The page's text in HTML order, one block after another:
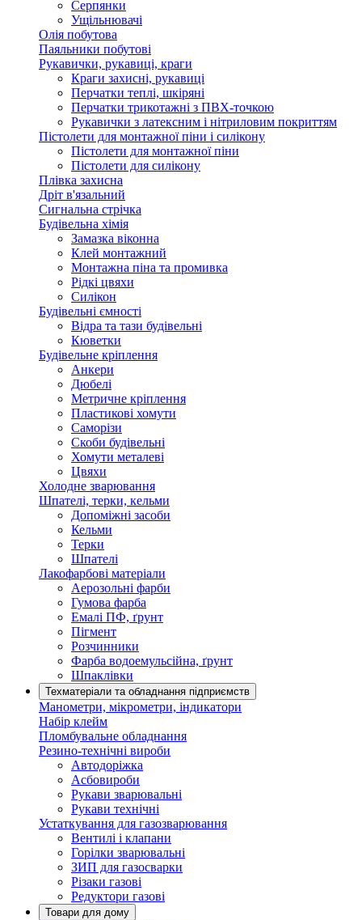
Серпянки
Ущільнювачі
Олія побутова
Паяльники побутові
Рукавички, рукавиці, краги
Краги захисні, рукавиці
Перчатки теплі, шкіряні
Перчатки трикотажні з ПВХ-точкою
Рукавички з латексним і нітриловим покриттям
Пістолети для монтажної піни і силікону
Пістолети для монтажної піни
Пістолети для силікону
Плівка захисна
Дріт в'язальний
Сигнальна стрічка
Будівельна хімія
Замазка віконна
Клей монтажний
Монтажна піна та промивка
Рідкі цвяхи
Силікон
Будівельні ємності
Відра та тази будівельні
Кюветки
Будівельне кріплення
Анкери
Дюбелі
Метричне кріплення
Пластикові хомути
Саморізи
Скоби будівельні
Хомути металеві
Цвяхи
Холодне зварювання
Шпателі, терки, кельми
Допоміжні засоби
Кельми
Терки
Шпателі
Лакофарбові матеріали
Аерозольні фарби
Гумова фарба
Емалі ПФ, ґрунт
Пігмент
Розчинники
Фарба водоемульсійна, ґрунт
Шпаклівки
Техматеріали та обладнання підприємств
Манометри, мікрометри, індикатори
Набір клейм
Пломбувальне обладнання
Резино-технічні вироби
Автодоріжка
Асбовироби
Рукави зварювальні
Рукави технічні
Устаткування для газозварювання
Вентилі і клапани
Горілки зварювальні
ЗИП для газосварки
Різаки газові
Редуктори газові
Товари для дому